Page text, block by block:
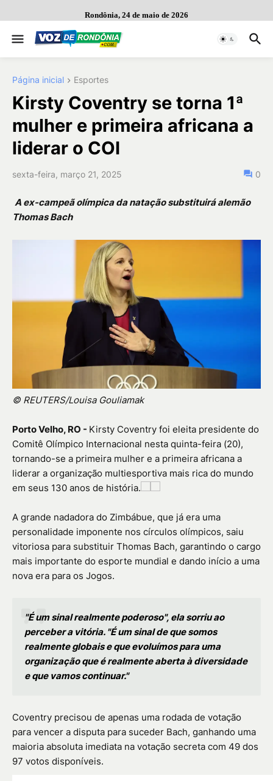
Rondônia, 24 de maio de 2026
Página inicial Esportes
Kirsty Coventry se torna 1ª
mulher e primeira africana a
liderar o COI
sexta-feira, março 21, 2025 0
A ex-campeã olímpica da natação substituirá alemão
Thomas Bach
© REUTERS/Louisa Gouliamak
Porto Velho, RO - Kirsty Coventry foi eleita presidente do
Comitê Olímpico Internacional nesta quinta-feira (20),
tornando-se a primeira mulher e a primeira africana a
liderar a organização multiesportiva mais rica do mundo
em seus 130 anos de história.
A grande nadadora do Zimbábue, que já era uma
personalidade imponente nos círculos olímpicos, saiu
vitoriosa para substituir Thomas Bach, garantindo o cargo
mais importante do esporte mundial e dando início a uma
nova era para os Jogos.
"É um sinal realmente poderoso", ela sorriu ao
perceber a vitória. "É um sinal de que somos
realmente globais e que evoluímos para uma
organização que é realmente aberta à diversidade
e que vamos continuar."
Coventry precisou de apenas uma rodada de votação
para vencer a disputa para suceder Bach, ganhando uma
maioria absoluta imediata na votação secreta com 49 dos
97 votos disponíveis.